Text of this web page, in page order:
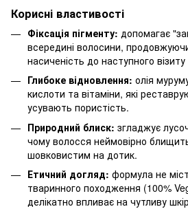
Корисні властивості
Фіксація пігменту: допомагає
всередині волосини,
насиченість до наступного
Глибоке відновлення: олія
кислоти та вітаміни, які
усувають пористість.
Природний блиск: згладжує
чому волосся неймовірно
шовковистим на дотик.
Етичний догляд: формула не
тваринного походження (100%
делікатно впливає на чутливу